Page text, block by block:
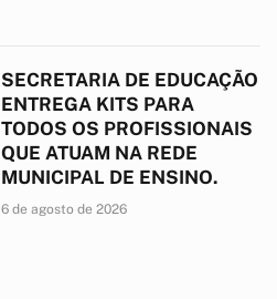
SECRETARIA DE EDUCAÇÃO
ENTREGA KITS PARA
TODOS OS PROFISSIONAIS
QUE ATUAM NA REDE
MUNICIPAL DE ENSINO.
6 de agosto de 2026